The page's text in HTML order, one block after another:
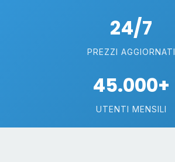
24/7
PREZZI AGGIORNATI
45.000+
UTENTI MENSILI